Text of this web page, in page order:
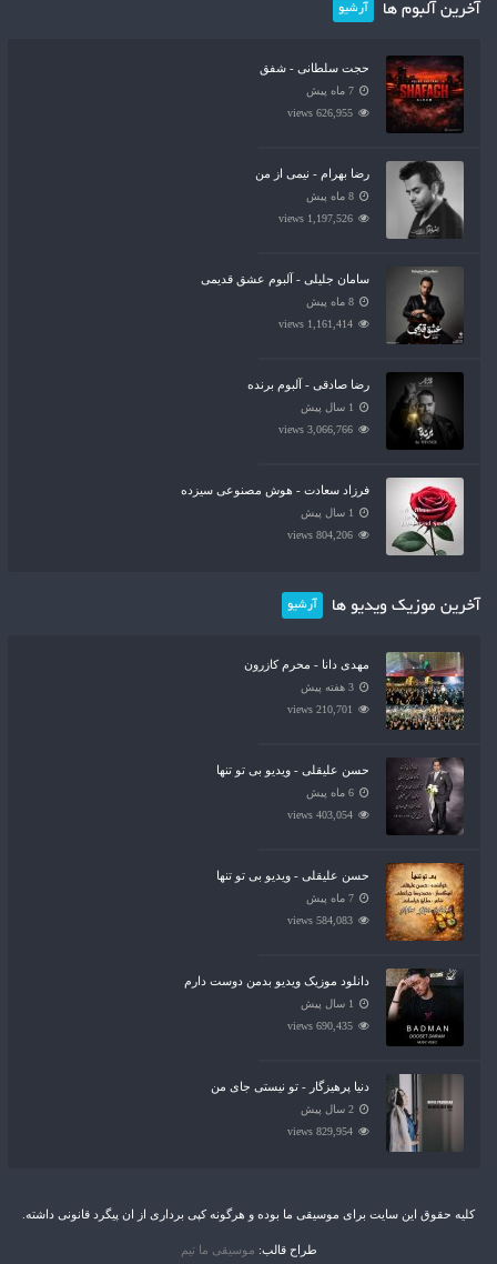
آخرین آلبوم ها آرشیو
حجت سلطانی - شفق
7 ماه پیش
626,955 views
رضا بهرام - نیمی از من
8 ماه پیش
1,197,526 views
سامان جلیلی - آلبوم عشق قدیمی
8 ماه پیش
1,161,414 views
رضا صادقی - آلبوم برنده
1 سال پیش
3,066,766 views
فرزاد سعادت - هوش مصنوعی سیزده
1 سال پیش
804,206 views
آخرین موزیک ویدیو ها آرشیو
مهدی دانا - محرم کازرون
3 هفته پیش
210,701 views
حسن علیقلی - ویدیو بی تو تنها
6 ماه پیش
403,054 views
حسن علیقلی - ویدیو بی تو تنها
7 ماه پیش
584,083 views
دانلود موزیک ویدیو بدمن دوست دارم
1 سال پیش
690,435 views
دنیا پرهیزگار - تو نیستی جای من
2 سال پیش
829,954 views
کلیه حقوق این سایت برای موسیقی ما بوده و هرگونه کپی برداری از ان پیگرد قانونی داشته.
طراح قالب: موسیقی ما تیم